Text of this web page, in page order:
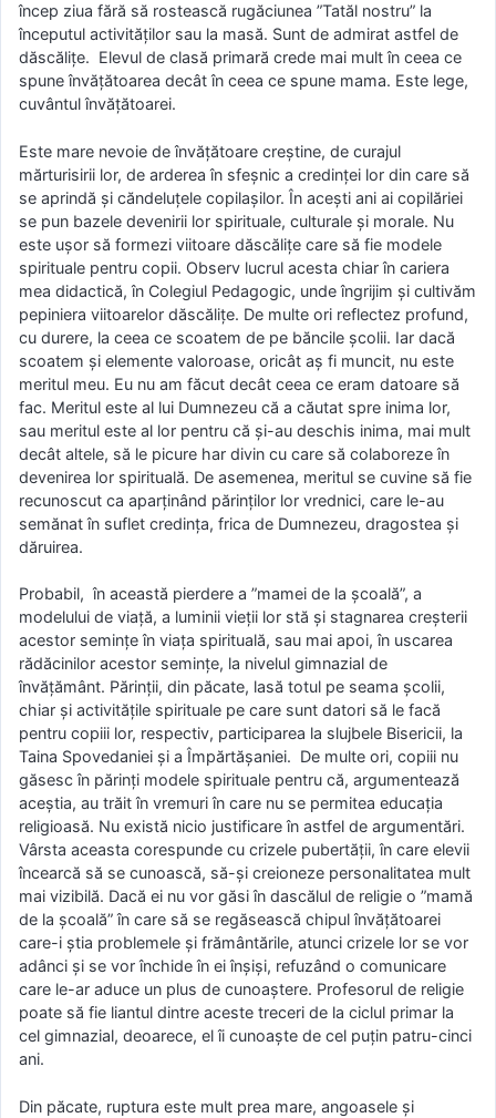
încep ziua fără să rostească rugăciunea ”Tatăl nostru” la
începutul activităților sau la masă. Sunt de admirat astfel de
dăscălițe. Elevul de clasă primară crede mai mult în ceea ce
spune învățătoarea decât în ceea ce spune mama. Este lege,
cuvântul învățătoarei.
Este mare nevoie de învățătoare creștine, de curajul
mărturisirii lor, de arderea în sfeșnic a credinței lor din care să
se aprindă și căndeluțele copilașilor. În acești ani ai copilăriei
se pun bazele devenirii lor spirituale, culturale și morale. Nu
este ușor să formezi viitoare dăscălițe care să fie modele
spirituale pentru copii. Observ lucrul acesta chiar în cariera
mea didactică, în Colegiul Pedagogic, unde îngrijim și cultivăm
pepiniera viitoarelor dăscălițe. De multe ori reflectez profund,
cu durere, la ceea ce scoatem de pe băncile școlii. Iar dacă
scoatem și elemente valoroase, oricât aș fi muncit, nu este
meritul meu. Eu nu am făcut decât ceea ce eram datoare să
fac. Meritul este al lui Dumnezeu că a căutat spre inima lor,
sau meritul este al lor pentru că și-au deschis inima, mai mult
decât altele, să le picure har divin cu care să colaboreze în
devenirea lor spirituală. De asemenea, meritul se cuvine să fie
recunoscut ca aparținând părinților lor vrednici, care le-au
semănat în suflet credința, frica de Dumnezeu, dragostea și
dăruirea.
Probabil, în această pierdere a ”mamei de la școală”, a
modelului de viață, a luminii vieții lor stă și stagnarea creșterii
acestor semințe în viața spirituală, sau mai apoi, în uscarea
rădăcinilor acestor semințe, la nivelul gimnazial de
învățământ. Părinții, din păcate, lasă totul pe seama școlii,
chiar și activitățile spirituale pe care sunt datori să le facă
pentru copiii lor, respectiv, participarea la slujbele Bisericii, la
Taina Spovedaniei și a Împărtășaniei. De multe ori, copiii nu
găsesc în părinți modele spirituale pentru că, argumentează
aceștia, au trăit în vremuri în care nu se permitea educația
religioasă. Nu există nicio justificare în astfel de argumentări.
Vârsta aceasta corespunde cu crizele pubertății, în care elevii
încearcă să se cunoască, să-și creioneze personalitatea mult
mai vizibilă. Dacă ei nu vor găsi în dascălul de religie o ”mamă
de la școală” în care să se regăsească chipul învățătoarei
care-i știa problemele și frământările, atunci crizele lor se vor
adânci și se vor închide în ei înșiși, refuzând o comunicare
care le-ar aduce un plus de cunoaștere. Profesorul de religie
poate să fie liantul dintre aceste treceri de la ciclul primar la
cel gimnazial, deoarece, el îi cunoaște de cel puțin patru-cinci
ani.
Din păcate, ruptura este mult prea mare, angoasele și